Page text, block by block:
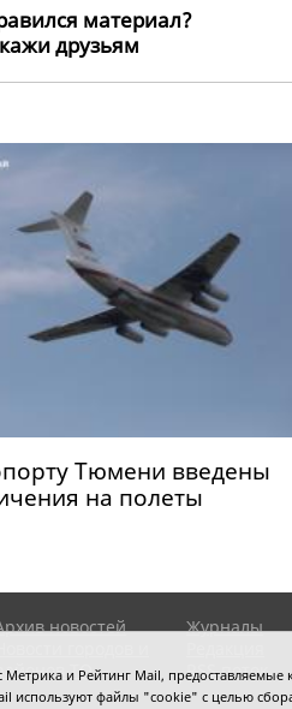
материал?
друзьям
Тюмени введены
на полеты
новостей
ТО
Журналы
RSS поток
Метрика и Рейтинг Mail,
используют файлы "cookie" с целью